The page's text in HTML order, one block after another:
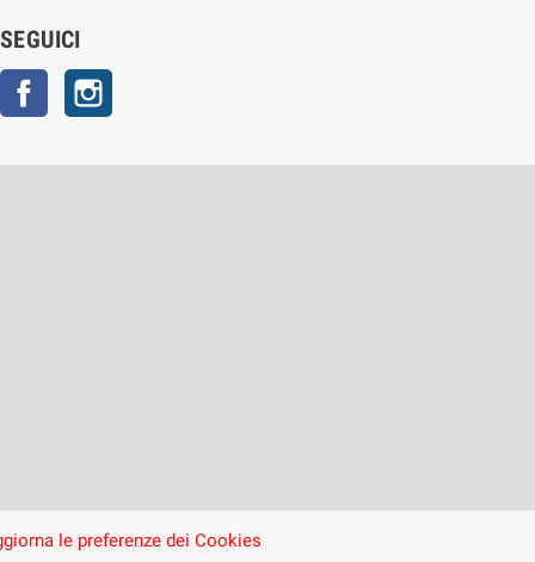
SEGUICI
Facebook
le preferenze dei Cookies